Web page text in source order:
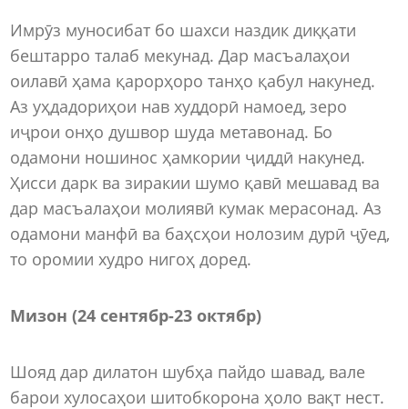
Имрӯз муносибат бо шахси наздик диққати
бештарро талаб мекунад. Дар масъалаҳои
оилавӣ ҳама қарорҳоро танҳо қабул накунед.
Аз уҳдадориҳои нав худдорӣ намоед, зеро
иҷрои онҳо душвор шуда метавонад. Бо
одамони ношинос ҳамкории ҷиддӣ накунед.
Ҳисси дарк ва зиракии шумо қавӣ мешавад ва
дар масъалаҳои молиявӣ кумак мерасонад. Аз
одамони манфӣ ва баҳсҳои нолозим дурӣ ҷӯед,
то оромии худро нигоҳ доред.
Мизон (24 сентябр-23 октябр)
Шояд дар дилатон шубҳа пайдо шавад, вале
барои хулосаҳои шитобкорона ҳоло вақт нест.